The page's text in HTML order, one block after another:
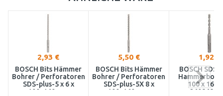
2,93 €
BOSCH Bits Hämmer
Bohrer / Perforatoren
SDS-plus-5 x 6 x
100x160 mm
5,50 €
BOSCH Bits Hämmer
Bohrer / Perforatoren
SDS-plus-5X 8 x
100x160 mm,
1,92 €
BOSCH SDS-
100 x 160